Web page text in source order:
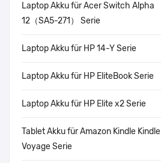
Laptop Akku für Acer Switch Alpha
12（SA5-271） Serie
Laptop Akku für HP 14-Y Serie
Laptop Akku für HP EliteBook Serie
Laptop Akku für HP Elite x2 Serie
Tablet Akku für Amazon Kindle Kindle
Voyage Serie